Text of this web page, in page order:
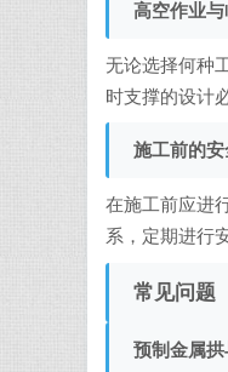
高空作业
无论选择何种
时支撑的设计
施工前的
在施工前应进
系，定期进行
常见问题
预制金属